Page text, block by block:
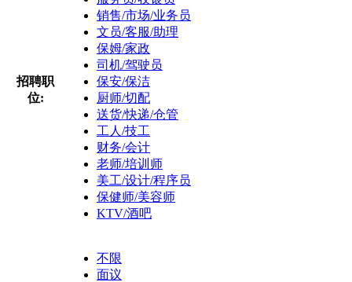
招聘职
位:
销售/市场/业务员
文员/客服/助理
保姆/家政
司机/驾驶员
保安/保洁
厨师/切配
送货/快递/仓管
工人/技工
财务/会计
老师/培训师
美工/设计/程序员
保健师/美容师
KTV/酒吧
不限
面议